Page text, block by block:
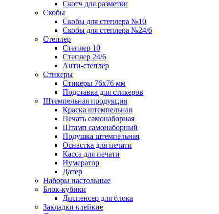
Скотч для разметки
Скобы
Скобы для степлера №10
Скобы для степлера №24/6
Степлер
Степлер 10
Степлер 24/6
Анти-степлер
Стикеры
Стикеры 76x76 мм
Подставка для стикеров
Штемпельная продукция
Краска штемпельная
Печать самонаборная
Штамп самонаборный
Подушка штемпельная
Оснастка для печати
Касса для печати
Нумератор
Датер
Наборы настольные
Блок-кубики
Диспенсер для блока
Закладки клейкие